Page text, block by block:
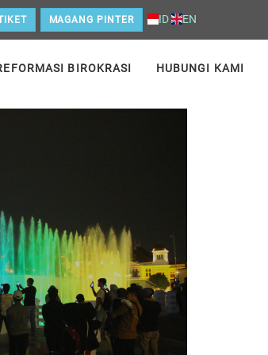
MAGANG PINTER ID EN
BIROKRASI HUBUNGI KAMI